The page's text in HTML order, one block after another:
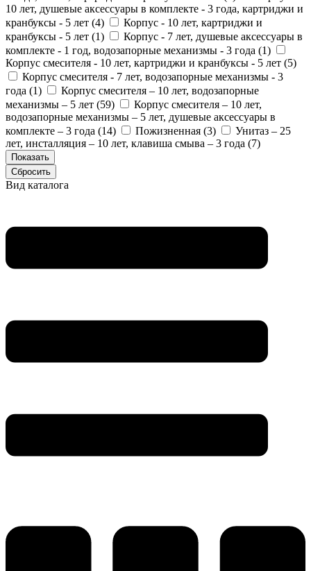
10 лет, душевые аксессуары в комплекте - 3 года, картриджи и
кранбуксы - 5 лет (4)
Корпус - 10 лет, картриджи и
кранбуксы - 5 лет (1)
Корпус - 7 лет, душевые аксессуары в
комплекте - 1 год, водозапорные механизмы - 3 года (1)
Корпус смесителя - 10 лет, картриджи и кранбуксы - 5 лет (5)
Корпус смесителя - 7 лет, водозапорные механизмы - 3
года (1)
Корпус смесителя – 10 лет, водозапорные
механизмы – 5 лет (59)
Корпус смесителя – 10 лет,
водозапорные механизмы – 5 лет, душевые аксессуары в
комплекте – 3 года (14) Пожизненная (3)
Унитаз – 25
лет, инсталляция – 10 лет, клавиша смыва – 3 года (7)
Вид каталога